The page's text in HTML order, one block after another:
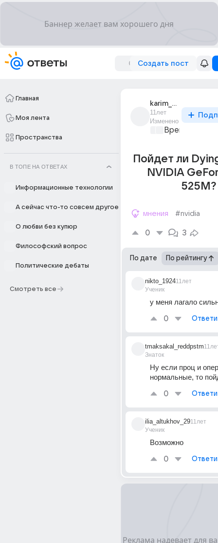
Создать пост
Главная
Моя лента
Пространства
В ТОПЕ НА ОТВЕТАХ
Информационные технологии
А сейчас что-то совсем другое
О любви без купюр
Философский вопрос
Политические дебаты
Смотреть все
karim_alassar_1
11лет
Изменено
Время игр
Пойдет ли
NVIDIA
525M?
мнения #nvidia
0 3
По дате По рейтингу
nikto_1924
Ученик
11лет
у меня лагало
0
tmaksakal_reddpstm
Знаток
Ну если проц и
нормальные, то
0
ilia_altukhov_29
Ученик
11лет
Возможно
0